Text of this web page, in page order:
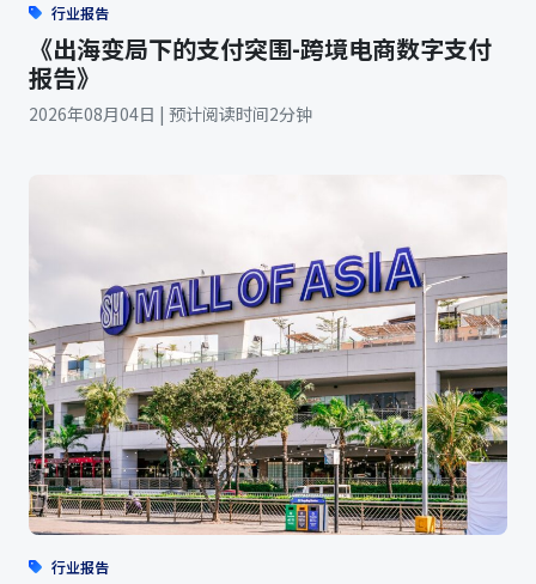
行业报告
《出海变局下的支付突围-跨境电商数字支付
报告》
2026年08月04日 | 预计阅读时间2分钟
行业报告